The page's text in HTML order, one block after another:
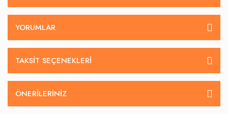
YORUMLAR
TAKSIT SEÇENEKLERI
ÖNERILERINIZ